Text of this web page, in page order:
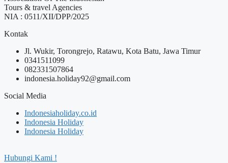
Tours & travel Agencies
NIA : 0511/XII/DPP/2025
Kontak
Jl. Wukir, Torongrejo, Ratawu, Kota Batu, Jawa Timur
0341511099
082331507864
indonesia.holiday92@gmail.com
Social Media
Indonesiaholiday.co.id
Indonesia Holiday
Indonesia Holiday
Hubungi Kami !